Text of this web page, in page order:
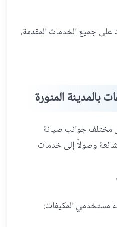
جميع الخدمات المقدمة،
المنورة
مختلف جوانب صيانة
وصولاً إلى خدمات
مستخدمي المكيفات: